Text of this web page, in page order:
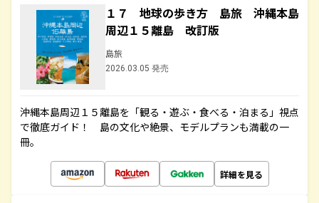
１７ 地球の歩き方 島旅 沖縄本島
周辺１５離島 改訂版
島旅
2026.03.05 発売
沖縄本島周辺１５離島を「観る・遊ぶ・食べる・泊まる」視点
で徹底ガイド！ 島の文化や絶景、モデルプランも満載の一
冊。
詳細を見る